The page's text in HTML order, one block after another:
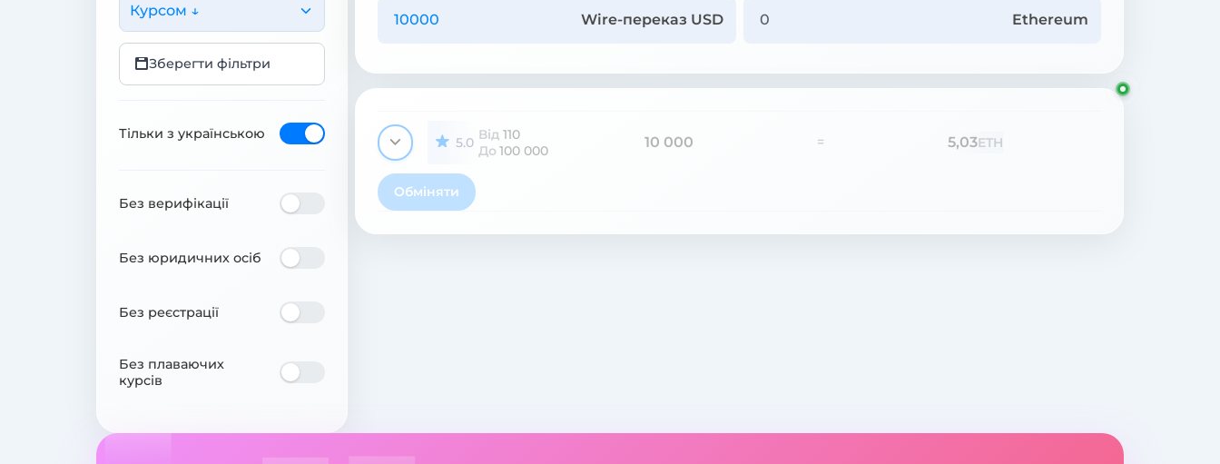
Курсом ↓
Зберегти фільтри
Тільки з українською
Без верифікації
Без юридичних осіб
Без реєстрації
Без плаваючих
курсів
Wire-переказ USD Ethereum
5.0 Від 110
До 100 000 10 000 = 5,03ETH
Обміняти